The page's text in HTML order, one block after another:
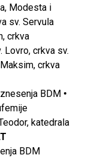
Modesta i
sv. Servula
crkva
Lovro, crkva sv.
crkva
BDM •
katedrala
BDM